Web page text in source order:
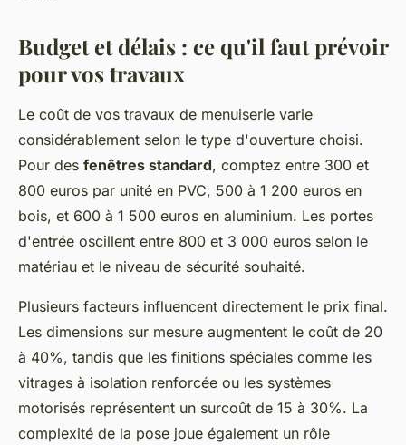
Budget et délais : ce qu'il faut prévoir
pour vos travaux
Le coût de vos travaux de menuiserie varie
considérablement selon le type d'ouverture choisi.
Pour des fenêtres standard, comptez entre 300 et
800 euros par unité en PVC, 500 à 1 200 euros en
bois, et 600 à 1 500 euros en aluminium. Les portes
d'entrée oscillent entre 800 et 3 000 euros selon le
matériau et le niveau de sécurité souhaité.
Plusieurs facteurs influencent directement le prix final.
Les dimensions sur mesure augmentent le coût de 20
à 40%, tandis que les finitions spéciales comme les
vitrages à isolation renforcée ou les systèmes
motorisés représentent un surcoût de 15 à 30%. La
complexité de la pose joue également un rôle